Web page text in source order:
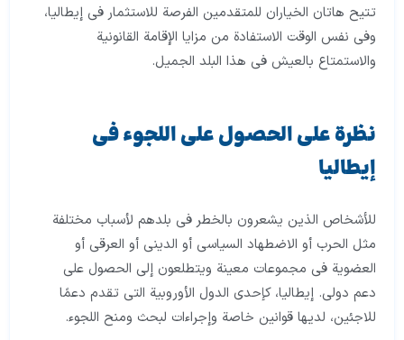
تتيح هاتان الخياران للمتقدمين الفرصة للاستثمار في إيطاليا،
وفي نفس الوقت الاستفادة من مزايا الإقامة القانونية
والاستمتاع بالعيش في هذا البلد الجميل.
نظرة على الحصول على اللجوء في
إيطاليا
للأشخاص الذين يشعرون بالخطر في بلدهم لأسباب مختلفة
مثل الحرب أو الاضطهاد السياسي أو الديني أو العرقي أو
العضوية في مجموعات معينة ويتطلعون إلى الحصول على
دعم دولي. إيطاليا، كإحدى الدول الأوروبية التي تقدم دعمًا
للاجئين، لديها قوانين خاصة وإجراءات لبحث ومنح اللجوء.